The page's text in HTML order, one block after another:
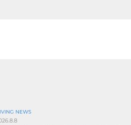
NEWS